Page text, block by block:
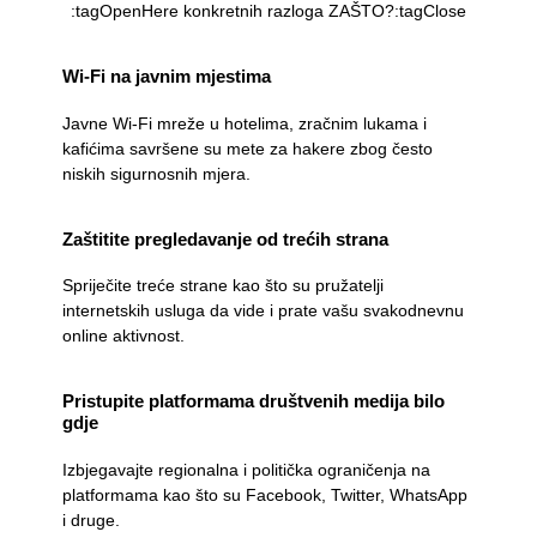
:tagOpenHere konkretnih razloga ZAŠTO?:tagClose
Wi-Fi na javnim mjestima
Javne Wi-Fi mreže u hotelima, zračnim lukama i
kafićima savršene su mete za hakere zbog često
niskih sigurnosnih mjera.
Zaštitite pregledavanje od trećih strana
Spriječite treće strane kao što su pružatelji
internetskih usluga da vide i prate vašu svakodnevnu
online aktivnost.
Pristupite platformama društvenih medija bilo
gdje
Izbjegavajte regionalna i politička ograničenja na
platformama kao što su Facebook, Twitter, WhatsApp
i druge.